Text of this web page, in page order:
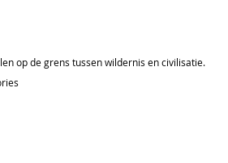
op de grens tussen wildernis en civilisatie.